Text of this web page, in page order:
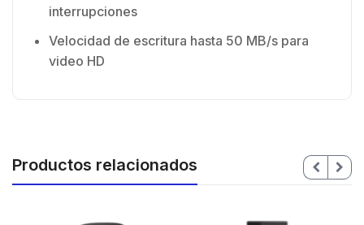
interrupciones
Velocidad de escritura hasta 50 MB/s para
video HD
Productos relacionados